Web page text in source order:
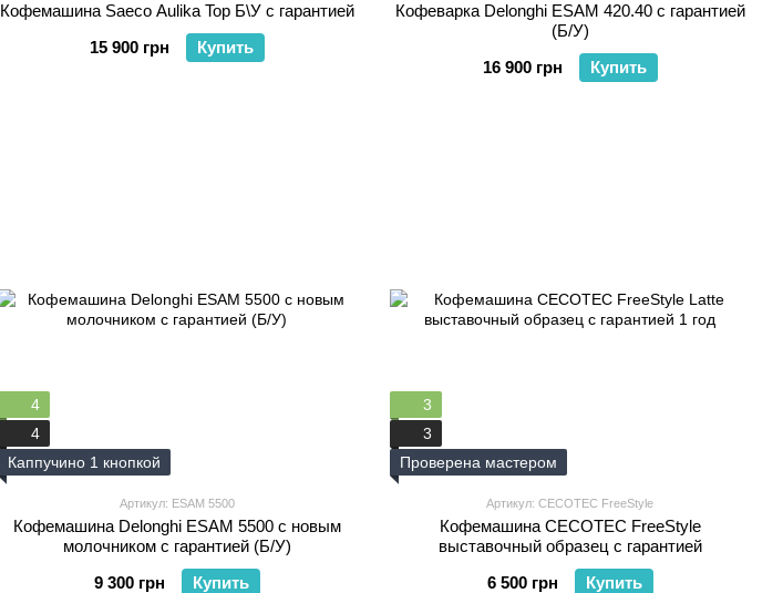
Кофемашина Saeco Aulika Top Б\У с гарантией
15 900 грн
Купить
Кофеварка Delonghi ESAM 420.40 с гарантией
(Б/У)
16 900 грн
Купить
4
4
Каппучино 1 кнопкой
Артикул: ESAM 5500
Кофемашина Delonghi ESAM 5500 с новым
молочником с гарантией (Б/У)
9 300 грн
Купить
3
3
Проверена мастером
Артикул: CECOTEC FreeStyle
Кофемашина CECOTEC FreeStyle
выставочный образец с гарантией
6 500 грн
Купить